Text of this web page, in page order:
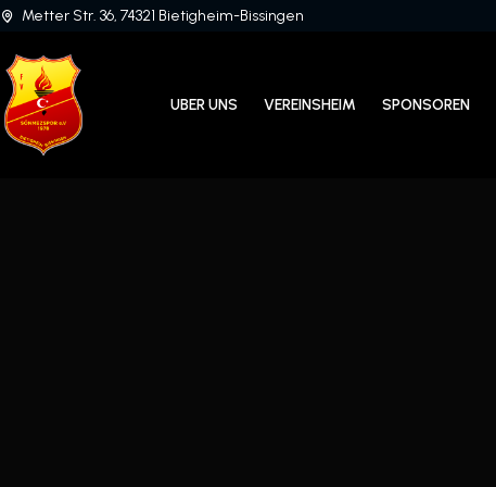
Metter Str. 36, 74321 Bietigheim-Bissingen
UBER UNS VEREINSHEIM SPONSOREN